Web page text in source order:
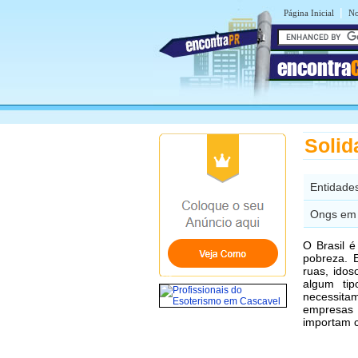
Página Inicial |
encontra
Ongs
O Brasil
pobreza.
ruas,
algum
importam